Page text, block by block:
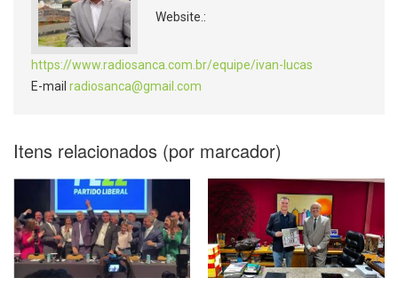
Website.:
https://www.radiosanca.com.br/equipe/ivan-lucas
E-mail radiosanca@gmail.com
Itens relacionados (por marcador)